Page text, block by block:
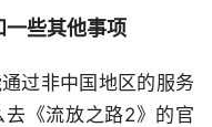
一些其他事项
过非中国地区的服务
《流放之路2》的官